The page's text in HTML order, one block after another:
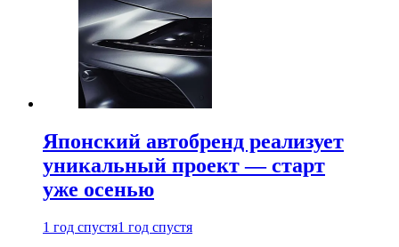
Японский автобренд реализует
уникальный проект — старт
уже осенью
1 год спустя1 год спустя